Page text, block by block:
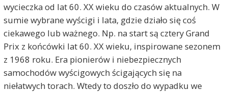
wycieczka od lat 60. XX wieku do czasów aktualnych. W
sumie wybrane wyścigi i lata, gdzie działo się coś
ciekawego lub ważnego. Np. na start są cztery Grand
Prix z końcówki lat 60. XX wieku, inspirowane sezonem
z 1968 roku. Era pionierów i niebezpiecznych
samochodów wyścigowych ścigających się na
niełatwych torach. Wtedy to doszło do wypadku we